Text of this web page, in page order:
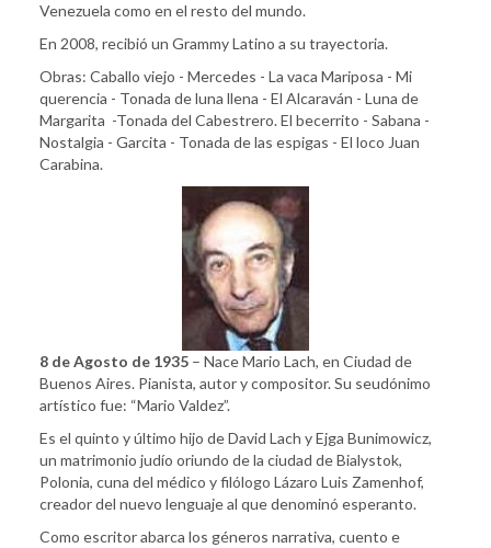
Venezuela como en el resto del mundo.
En 2008, recibió un Grammy Latino a su trayectoria.
Obras: Caballo viejo - Mercedes - La vaca Mariposa - Mi
querencia - Tonada de luna llena - El Alcaraván - Luna de
Margarita -Tonada del Cabestrero. El becerrito - Sabana -
Nostalgia - Garcita - Tonada de las espigas - El loco Juan
Carabina.
8 de Agosto de 1935 – Nace Mario Lach, en Ciudad de
Buenos Aires. Pianista, autor y compositor. Su seudónimo
artístico fue: “Mario Valdez”.
Es el quinto y último hijo de David Lach y Ejga Bunimowicz,
un matrimonio judío oriundo de la ciudad de Bialystok,
Polonia, cuna del médico y filólogo Lázaro Luis Zamenhof,
creador del nuevo lenguaje al que denominó esperanto.
Como escritor abarca los géneros narrativa, cuento e